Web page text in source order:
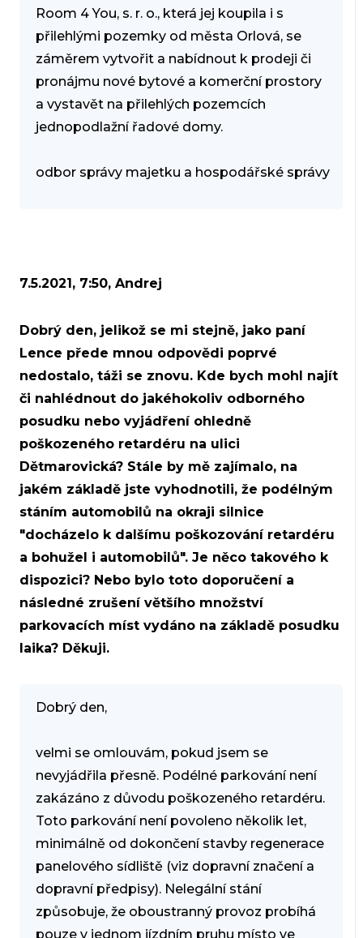
Room 4 You, s. r. o., která jej koupila i s
přilehlými pozemky od města Orlová, se
záměrem vytvořit a nabídnout k prodeji či
pronájmu nové bytové a komerční prostory
a vystavět na přilehlých pozemcích
jednopodlažní řadové domy.
odbor správy majetku a hospodářské správy
7.5.2021, 7:50, Andrej
Dobrý den, jelikož se mi stejně, jako paní
Lence přede mnou odpovědi poprvé
nedostalo, táži se znovu. Kde bych mohl najít
či nahlédnout do jakéhokoliv odborného
posudku nebo vyjádření ohledně
poškozeného retardéru na ulici
Dětmarovická? Stále by mě zajímalo, na
jakém základě jste vyhodnotili, že podélným
stáním automobilů na okraji silnice
"docházelo k dalšímu poškozování retardéru
a bohužel i automobilů". Je něco takového k
dispozici? Nebo bylo toto doporučení a
následné zrušení většího množství
parkovacích míst vydáno na základě posudku
laika? Děkuji.
Dobrý den,
velmi se omlouvám, pokud jsem se
nevyjádřila přesně. Podélné parkování není
zakázáno z důvodu poškozeného retardéru.
Toto parkování není povoleno několik let,
minimálně od dokončení stavby regenerace
panelového sídliště (viz dopravní značení a
dopravní předpisy). Nelegální stání
způsobuje, že oboustranný provoz probíhá
pouze v jednom jízdním pruhu místo ve